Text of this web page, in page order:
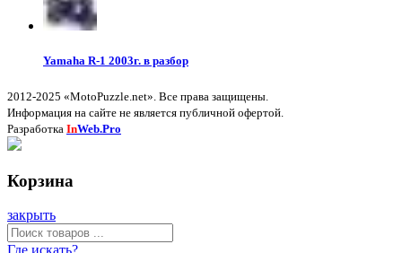
Yamaha R-1 2003г. в разбор
2012-2025 «MotoPuzzle.net». Все права защищены.
Информация на сайте не является публичной офертой.
Разработка InWeb.Pro
Корзина
закрыть